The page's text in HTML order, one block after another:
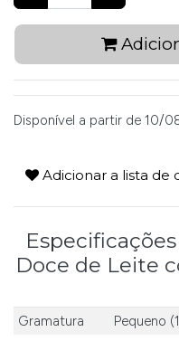
Disponível a partir de 10/
Adicionar a lista de
Doce de Leite
Gramatura Pequeno